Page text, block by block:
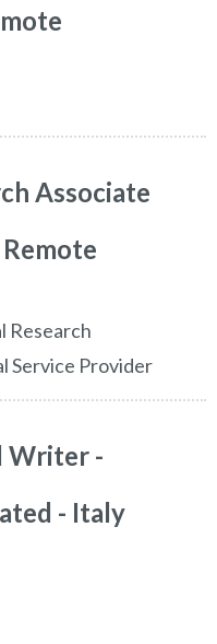
Associate
Remote
Research
Service Provider
Writer -
- Italy